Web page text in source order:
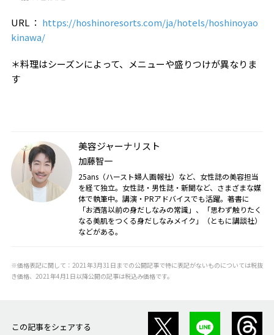
URL ： https://hoshinoresorts.com/ja/hotels/hoshinoyao
kinawa/
＊料理はシーズンによって、メニューや盛りつけが異なりま
す
美容ジャーナリスト
加藤智一
25ans（ハースト婦人画報社）など、女性誌の美容担当
を経て独立。女性誌・男性誌・新聞など、さまざまな媒
体で執筆中。講演・PRアドバイスでも活躍。著書に
「お洒落以前の身だしなみの常識」、「思わず触りたく
なる美肌をつくる身だしなみメイク」（ともに講談社）
などがある。
※価格表記に関して：2021年3月31日までの公開記事で特に表記がないものについては税抜
き価格、2021年4月1日以降公開の記事は税込み価格です。
この記事をシェアする